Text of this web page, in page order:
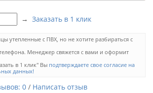
→ Заказать в 1 клик
утепленные с ПВХ, но не хотите разбираться с
Менеджер свяжется с вами и оформит
в 1 клик" Вы подтверждаете свое согласие на
данных!
0 / Написать отзыв